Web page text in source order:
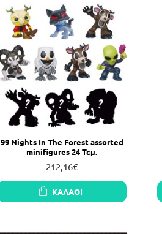
99 Nights In The Forest assorted
minifigures 24 Τεμ.
212,16€
ΚΑΛΆΘΙ